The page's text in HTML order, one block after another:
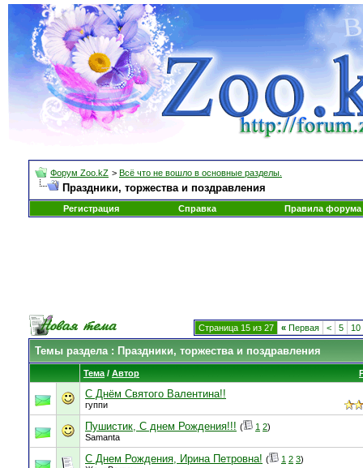
Форум Zoo.kZ > Всё что не вошло в основные разделы.
Праздники, торжества и поздравления
Регистрация Справка Правила форума
Страница 15 из 27 « Первая < 5 10
Темы раздела: Праздники, торжества и поздравления
Тема / Автор
С Днём Святого Валентина!!
гуппи
Пушистик, С днем Рождения!!! ( 1 2)
Samanta
С Днем Рождения, Ирина Петровна! ( 1 2 3)